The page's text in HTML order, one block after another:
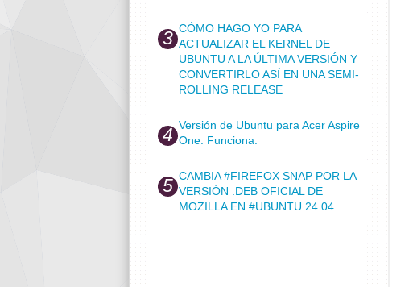
CÓMO HAGO YO PARA
ACTUALIZAR EL KERNEL DE
UBUNTU A LA ÚLTIMA VERSIÓN Y
CONVERTIRLO ASÍ EN UNA SEMI-
ROLLING RELEASE
Versión de Ubuntu para Acer Aspire
One. Funciona.
CAMBIA #FIREFOX SNAP POR LA
VERSIÓN .DEB OFICIAL DE
MOZILLA EN #UBUNTU 24.04